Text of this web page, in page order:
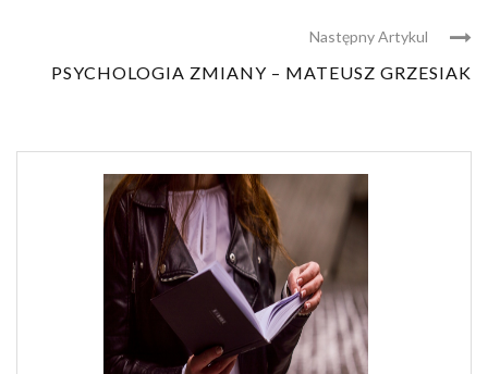
Następny Artykul
PSYCHOLOGIA ZMIANY – MATEUSZ GRZESIAK